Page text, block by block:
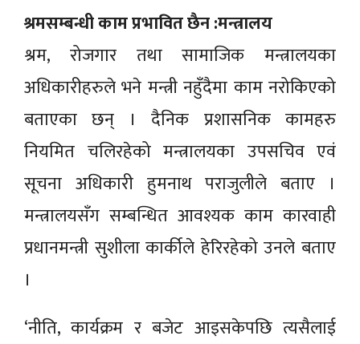
श्रमसम्बन्धी काम प्रभावित छैन :मन्त्रालय
श्रम, रोजगार तथा सामाजिक मन्त्रालयका
अधिकारीहरुले भने मन्त्री नहुँदैमा काम नरोकिएको
बताएका छन् । दैनिक प्रशासनिक कामहरु
नियमित चलिरहेको मन्त्रालयका उपसचिव एवं
सूचना अधिकारी हुमनाथ पराजुलीले बताए ।
मन्त्रालयसँग सम्बन्धित आवश्यक काम कारवाही
प्रधानमन्त्री सुशीला कार्कीले हेरिरहेको उनले बताए
।
‘नीति, कार्यक्रम र बजेट आइसकेपछि त्यसैलाई